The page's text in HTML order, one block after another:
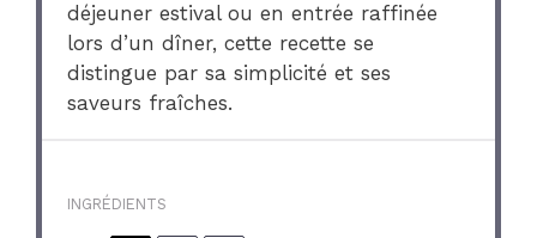
déjeuner estival ou en entrée raffinée
lors d’un dîner, cette recette se
distingue par sa simplicité et ses
saveurs fraîches.
INGRÉDIENTS